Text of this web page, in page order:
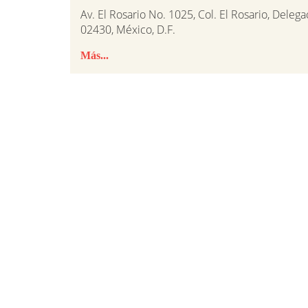
Av. El Rosario No. 1025, Col. El Rosario,
02430, México, D.F.
Más...